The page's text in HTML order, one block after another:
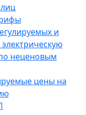
и
неценовым
цены на